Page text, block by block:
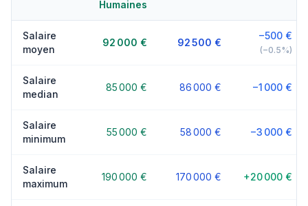
Humaines
Salaire
moyen
92 000 € 92 500 €
−500 €
(−0.5%)
Salaire
median
85 000 € 86 000 € −1 000 €
Salaire
minimum
55 000 € 58 000 € −3 000 €
Salaire
maximum
190 000 € 170 000 € +20 000 €